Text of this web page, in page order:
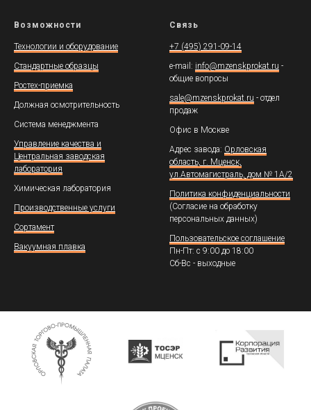
Возможности
Технологии и оборудование
Стандартные образцы
Ростех-приемка
Должная осмотрительность
Система менеджмента
Управление качества и
Центральная заводская
лаборатория
Химическая лаборатория
Производственные услуги
Сортамент
Вакуумная плавка
Связь
+7 (495) 291-09-14
e-mail: info@mzenskprokat.ru -
общие вопросы
sale@mzenskprokat.ru - отдел
продаж
Офис в Москве
Адрес завода: Орловская
область, г. Мценск,
ул.Автомагистраль, дом № 1А/2
Политика конфиденциальности
(Согласие на обработку
персональных данных)
Пользовательское соглашение
Пн-Пт: с 9:00 до 18:00
Сб-Вс - выходные